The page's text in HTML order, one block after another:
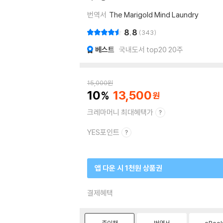
번역서 The Marigold Mind Laundry
8.8 343
베스트 국내도서 top20 20주
15,000원
10 13,500
크레마머니 최대혜택가
YES포인트
앱 다운 시 1천원 상품권
결제혜택